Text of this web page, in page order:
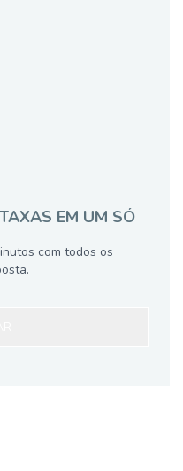
EM UM SÓ
com todos os